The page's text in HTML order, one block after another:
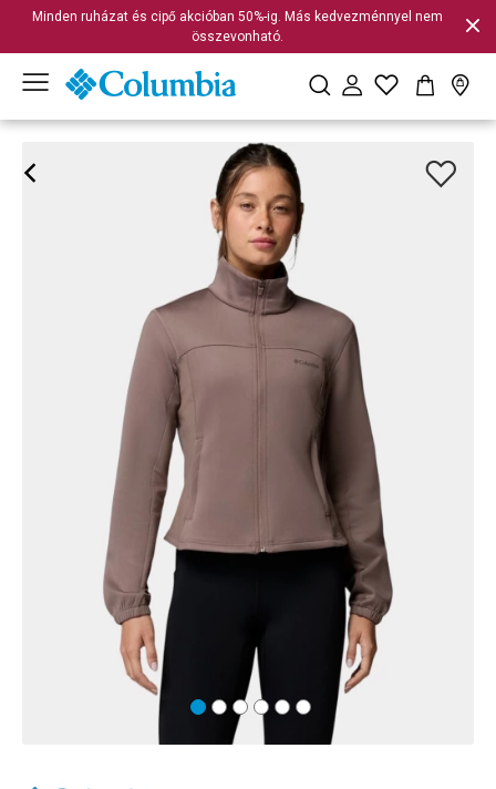
Minden ruházat és cipő akcióban 50%-ig. Más kedvezménnyel nem
összevonható.